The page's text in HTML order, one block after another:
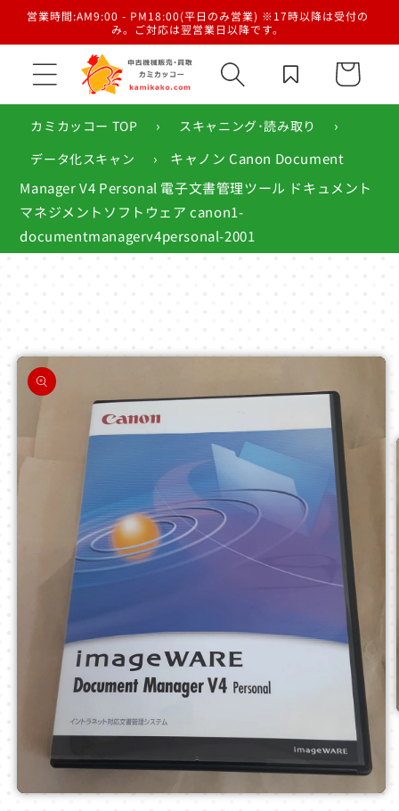
ンツに
営業時間:AM9:00 - PM18:00(平日のみ営業) ※17時以降は受付の
み。ご対応は翌営業日以降です。
カ
ー
カミカッコー TOP
› スキャニング･読み取り ›
データ化スキャン ›
キャノン Canon Document
Manager V4 Personal 電子文書管理ツール ドキュメント
マネジメントソフトウェア canon1-
documentmanagerv4personal-2001
キップ
モ